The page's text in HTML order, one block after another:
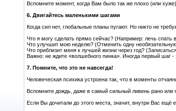
Вспомните момент, когда Вам было так же плохо (или
6. Двигайтесь маленькими шагами
Когда сил нет, глобальные планы пугают. Но никто не
Что я могу сделать прямо сейчас? (Например: лечь спать
Что улучшит мою неделю? (Отменить одну
Что приблизит меня к лучшей жизни через год?
Важно: не ждите «волшебного пинка». Иногда первый шаг -
7. Помните, что это не навсегда!
Человеческая психика устроена так, что в моменты
Вспомните дождь, даже в самый сильный ливень рано или
Если Вы дочитали до этого места, значит, внутри Вас ещё